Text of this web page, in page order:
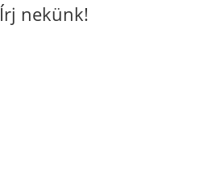
Írj nekünk!